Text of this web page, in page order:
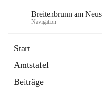
Breitenbrunn am
Navigation
Start
Amtstafel
Beiträge
18 Schnellzugriffe